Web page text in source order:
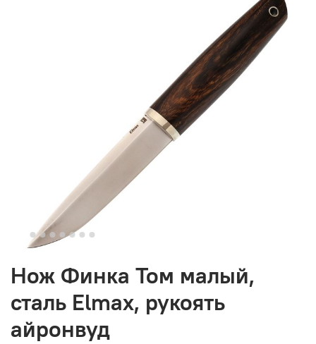
Нож Финка Том малый,
сталь Elmax, рукоять
айронвуд